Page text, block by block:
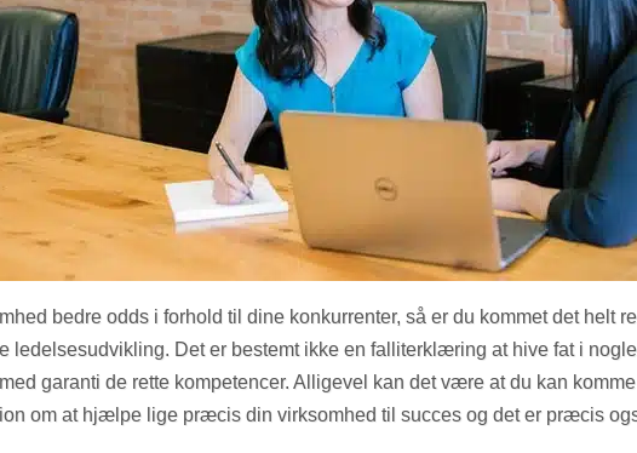
bedre odds i forhold til dine konkurrenter, så er du kommet det helt
ledelsesudvikling. Det er bestemt ikke en falliterklæring at hive fat i
garanti de rette kompetencer. Alligevel kan det være at du kan
om at hjælpe lige præcis din virksomhed til succes og det er præcis